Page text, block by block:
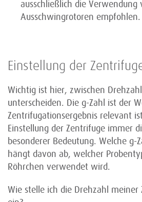
ausschließlich die Verwendung
Ausschwingrotoren empfohlen.
Einstellung der
Wichtig ist hier, zwischen
unterscheiden. Die g-Zahl ist der
Zentrifugationsergebnis relevant
Einstellung der Zentrifuge immer
besonderer Bedeutung. Welche g-
hängt davon ab, welcher
Röhrchen verwendet wird.
Wie stelle ich die Drehzahl